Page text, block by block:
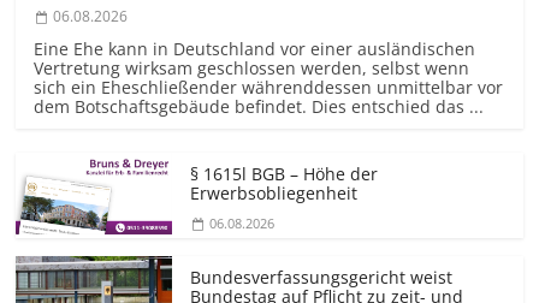
06.08.2026
Eine Ehe kann in Deutschland vor einer ausländischen
Vertretung wirksam geschlossen werden, selbst wenn
sich ein Eheschließender währenddessen unmittelbar vor
dem Botschaftsgebäude befindet. Dies entschied das ...
§ 1615l BGB – Höhe der
Erwerbsobliegenheit
06.08.2026
Bundesver­fassungsgericht weist
Bundestag auf Pflicht zu zeit- und